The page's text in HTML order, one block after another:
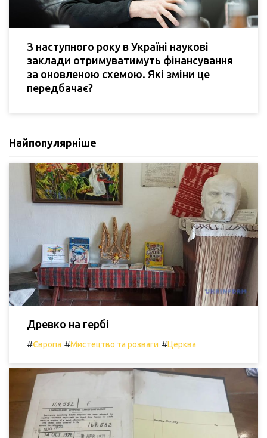
З наступного року в Україні наукові
заклади отримуватимуть фінансування
за оновленою схемою. Які зміни це
передбачає?
Найпопулярніше
Древко на гербі
#Європа #Мистецтво та розваги #Церква